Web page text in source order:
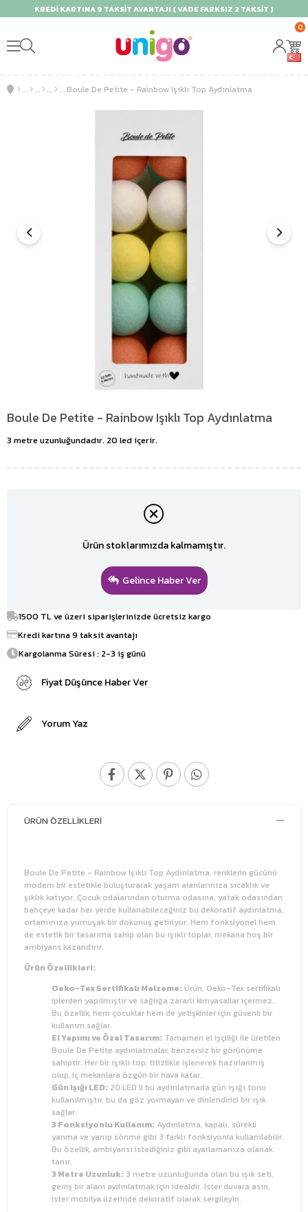
KREDİ KARTINA 9 TAKSİT AVANTAJI ( VADE FARKSIZ 2 TAKSİT )
0
Boule De Petite - Rainbow Işıklı Top Aydınlatma
Boule De Petite - Rainbow Işıklı Top Aydınlatma
3 metre uzunluğundadır. 20 led içerir.
Ürün stoklarımızda kalmamıştır.
Gelince Haber Ver
1500 TL ve üzeri siparişlerinizde ücretsiz kargo
Kredi kartına 9 taksit avantajı
Kargolanma Süresi : 2-3 iş günü
Fiyat Düşünce Haber Ver
Yorum Yaz
ÜRÜN ÖZELLIKLERI
Boule De Petite - Rainbow Işıklı Top Aydınlatma, renklerin gücünü
modern bir estetikle buluşturarak yaşam alanlarınıza sıcaklık ve
şıklık katıyor. Çocuk odalarından oturma odasına, yatak odasından
bahçeye kadar her yerde kullanabileceğiniz bu dekoratif aydınlatma,
ortamınıza yumuşak bir dokunuş getiriyor. Hem fonksiyonel hem
de estetik bir tasarıma sahip olan bu ışıklı toplar, mekana hoş bir
ambiyans kazandırır.
Ürün Özellikleri:
Oeko-Tex Sertifikalı Malzeme: Ürün, Oeko-Tex sertifikalı
iplerden yapılmıştır ve sağlığa zararlı kimyasallar içermez.
Bu özellik, hem çocuklar hem de yetişkinler için güvenli bir
kullanım sağlar.
El Yapımı ve Özel Tasarım: Tamamen el işçiliği ile üretilen
Boule De Petite aydınlatmalar, benzersiz bir görünüme
sahiptir. Her bir ışıklı top, titizlikle işlenerek hazırlanmış
olup, iç mekanlara özgün bir hava katar.
Gün Işığı LED: 20 LED’li bu aydınlatmada gün ışığı tonu
kullanılmıştır, bu da göz yormayan ve dinlendirici bir ışık
sağlar.
3 Fonksiyonlu Kullanım: Aydınlatma, kapalı, sürekli
yanma ve yanıp sönme gibi 3 farklı fonksiyonla kullanılabilir.
Bu özellik, ambiyansı istediğiniz gibi ayarlamanıza olanak
tanır.
3 Metre Uzunluk: 3 metre uzunluğunda olan bu ışık seti,
geniş bir alanı aydınlatmak için idealdir. İster duvara asın,
ister mobilya üzerinde dekoratif olarak sergileyin.